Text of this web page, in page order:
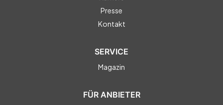
Presse
Kontakt
SERVICE
Magazin
FÜR ANBIETER